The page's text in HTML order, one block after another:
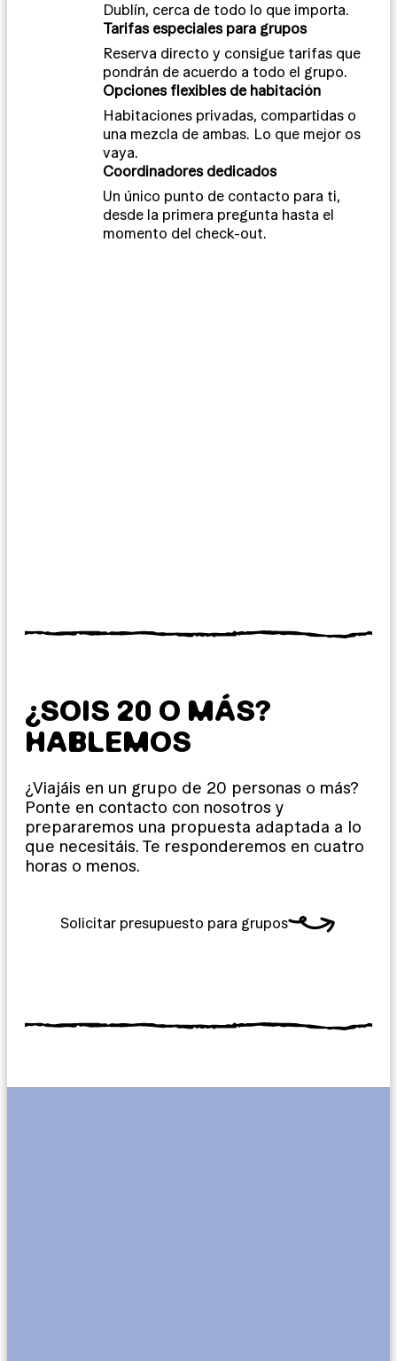
Dublín, cerca de todo lo que importa.
Tarifas especiales para grupos
Reserva directo y consigue tarifas que
pondrán de acuerdo a todo el grupo.
Opciones flexibles de habitación
Habitaciones privadas, compartidas o
una mezcla de ambas. Lo que mejor os
vaya.
Coordinadores dedicados
Un único punto de contacto para ti,
desde la primera pregunta hasta el
momento del check-out.
¿SOIS 20 O MÁS?
HABLEMOS
¿Viajáis en un grupo de 20 personas o más?
Ponte en contacto con nosotros y
prepararemos una propuesta adaptada a lo
que necesitáis. Te responderemos en cuatro
horas o menos.
Solicitar presupuesto para grupos